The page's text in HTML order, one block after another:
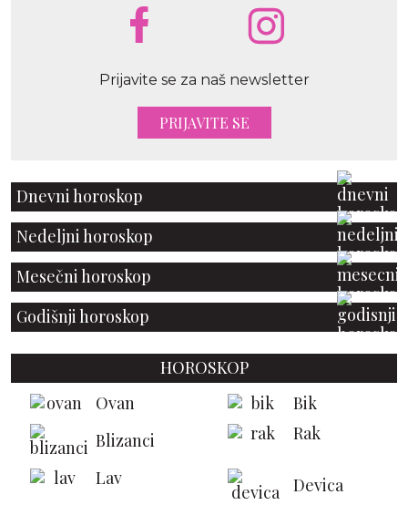
Prijavite se za naš newsletter
PRIJAVITE SE
Dnevni horoskop
Nedeljni horoskop
Mesečni horoskop
Godišnji horoskop
HOROSKOP
Ovan
Bik
Blizanci
Rak
Lav
Devica